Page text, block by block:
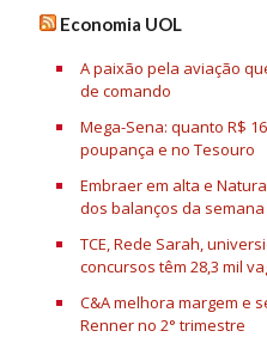
Economia UOL
A paixão pela aviação
de comando
Mega-Sena: quanto R$
poupança e no Tesouro
Embraer em alta e
dos balanços da semana
TCE, Rede Sarah,
concursos têm 28,3 mil
C&A melhora margem e
Renner no 2° trimestre